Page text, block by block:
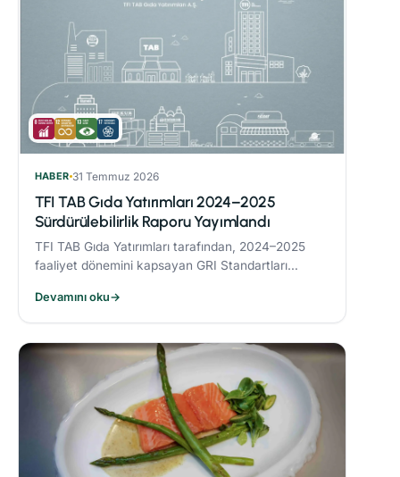
HABER 31 Temmuz 2026
TFI TAB Gıda Yatırımları 2024–2025
Sürdürülebilirlik Raporu Yayımlandı
TFI TAB Gıda Yatırımları tarafından, 2024–2025
faaliyet dönemini kapsayan GRI Standartları
Devamını oku→